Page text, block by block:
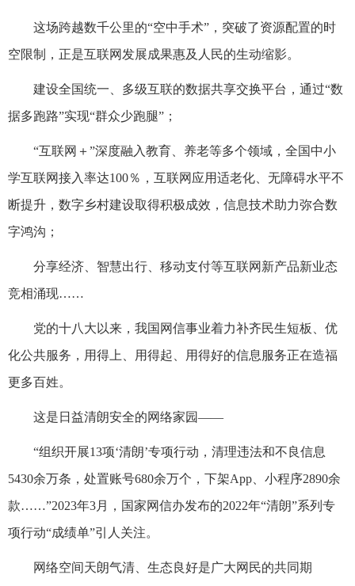
这场跨越数千公里的“空中手术”，突破了资源配置的时
空限制，正是互联网发展成果惠及人民的生动缩影。
建设全国统一、多级互联的数据共享交换平台，通过“数
据多跑路”实现“群众少跑腿”；
“互联网＋”深度融入教育、养老等多个领域，全国中小
学互联网接入率达100％，互联网应用适老化、无障碍水平不
断提升，数字乡村建设取得积极成效，信息技术助力弥合数
字鸿沟；
分享经济、智慧出行、移动支付等互联网新产品新业态
竞相涌现……
党的十八大以来，我国网信事业着力补齐民生短板、优
化公共服务，用得上、用得起、用得好的信息服务正在造福
更多百姓。
这是日益清朗安全的网络家园——
“组织开展13项‘清朗’专项行动，清理违法和不良信息
5430余万条，处置账号680余万个，下架App、小程序2890余
款……”2023年3月，国家网信办发布的2022年“清朗”系列专
项行动“成绩单”引人关注。
网络空间天朗气清、生态良好是广大网民的共同期